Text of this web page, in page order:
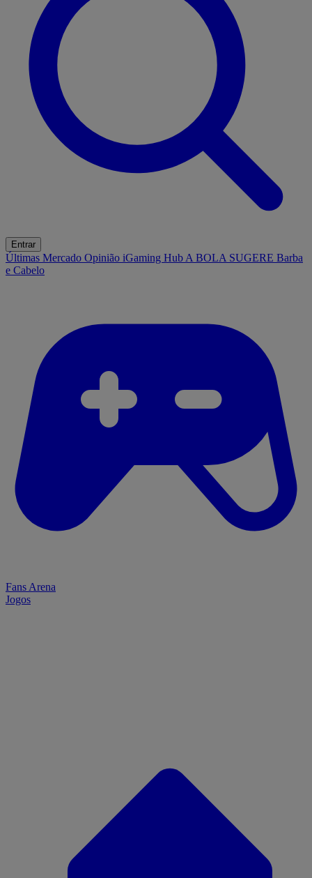
Entrar
Últimas Mercado Opinião iGaming Hub A BOLA SUGERE Barba
e Cabelo
Fans Arena
Jogos